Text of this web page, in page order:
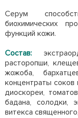
Серум
биохимических
функций кожи.
Состав:
расторопши,
жожоба,
концентраты соков
диоскореи,
бадана, солодки,
витекса